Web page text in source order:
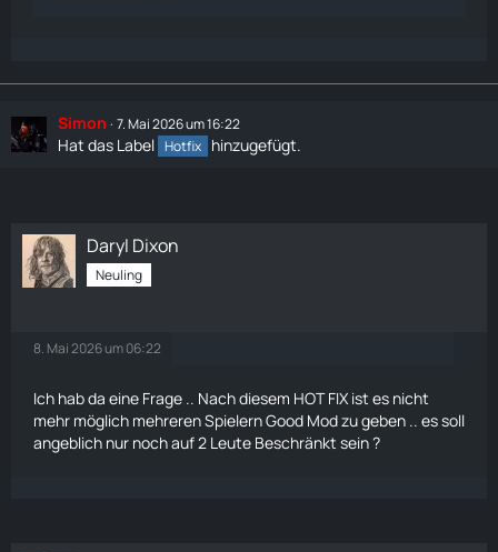
Simon 7. Mai 2026 um 16:22
Hat das Label Hotfix hinzugefügt.
Daryl Dixon
Neuling
8. Mai 2026 um 06:22
Ich hab da eine Frage .. Nach diesem HOT FIX ist es nicht
mehr möglich mehreren Spielern Good Mod zu geben .. es soll
angeblich nur noch auf 2 Leute Beschränkt sein ?